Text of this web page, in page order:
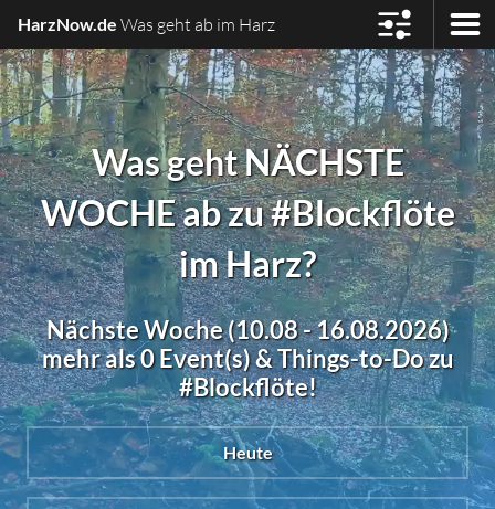
HarzNow.de Was geht ab im Harz
Was geht NÄCHSTE
WOCHE ab zu #Blockflöte
im Harz?
Nächste Woche (10.08 - 16.08.2026)
mehr als 0 Event(s) & Things-to-Do zu
#Blockflöte!
Heute